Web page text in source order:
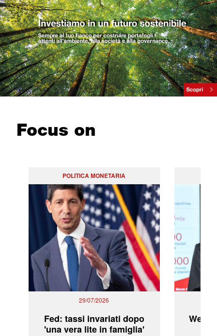
Focus on
POLITICA MONETARIA
29/07/2026
Fed: tassi invariati dopo
'una vera lite in famiglia'